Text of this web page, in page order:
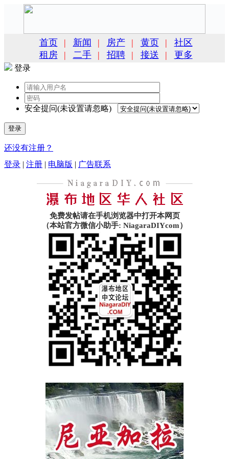
首页 | 新闻 | 房产 | 黄页 |
社区
租房
| 二手 | 招聘 | 接送 | 更多
登录
安全提问(未设置请忽略)
登录
还没有注册？
登录 | 注册 | 电脑版 | 广告联系
免费发帖请在手机浏览器中打开本网页
（本站官方微信小助手: NiagaraDIYcom）